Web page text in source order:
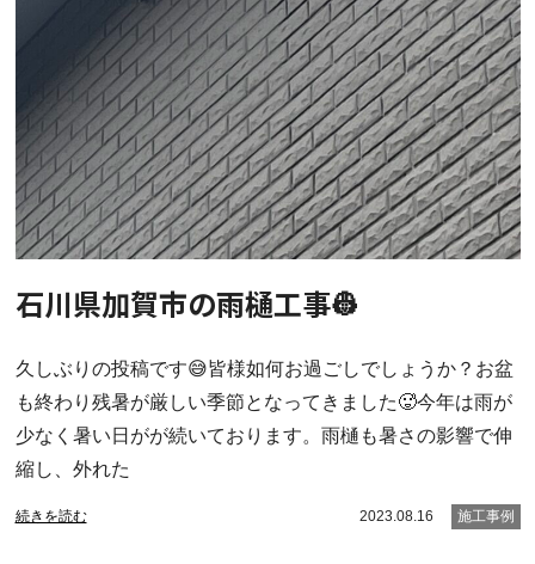
石川県加賀市の雨樋工事👷
久しぶりの投稿です😅皆様如何お過ごしでしょうか？お盆
も終わり残暑が厳しい季節となってきました🥵今年は雨が
少なく暑い日がが続いております。雨樋も暑さの影響で伸
縮し、外れた
続きを読む 2023.08.16 施工事例